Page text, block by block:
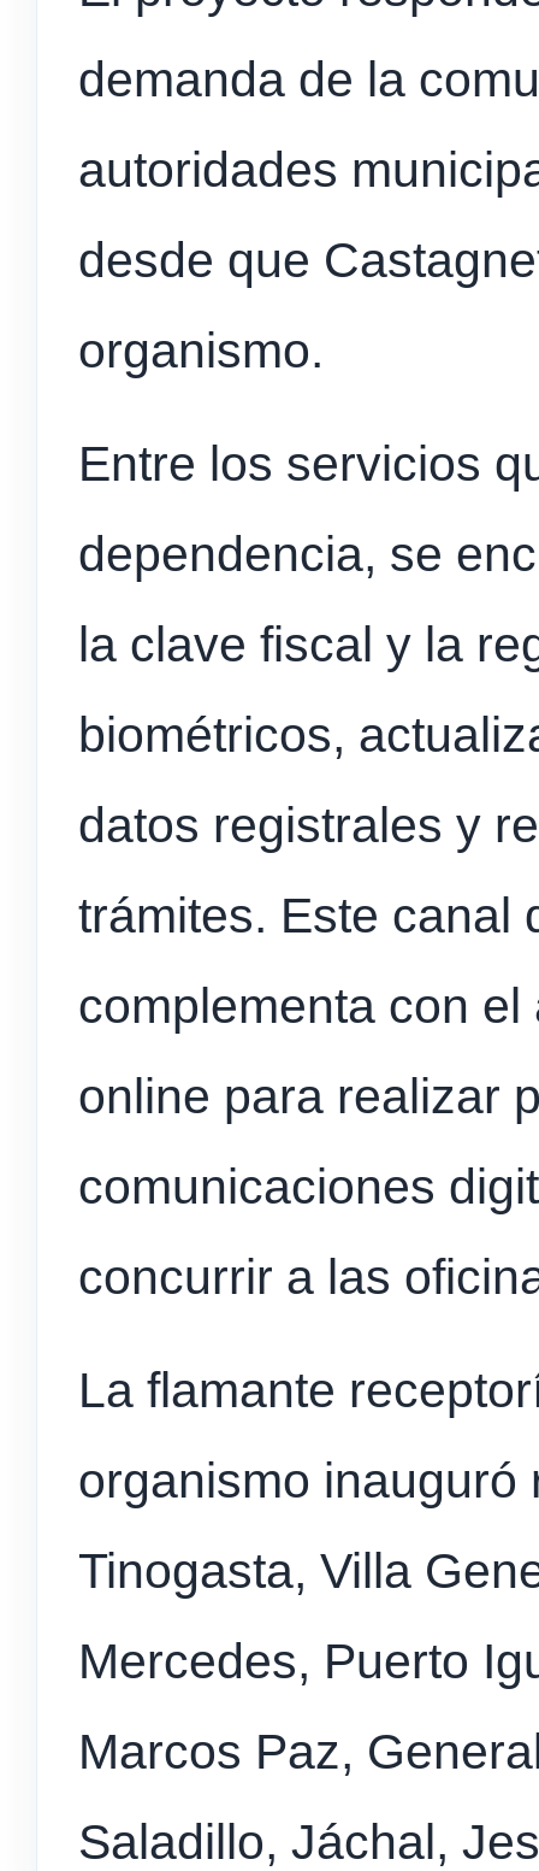
demanda de la
autoridades
desde que
organismo.
Entre los servicios
dependencia, se
la clave fiscal y la
biométricos,
datos registrales y
trámites. Este canal
complementa con
online para realizar
comunicaciones
concurrir a las
La flamante
organismo inauguró
Tinogasta, Villa
Mercedes, Puerto
Marcos Paz,
Saladillo, Jáchal,